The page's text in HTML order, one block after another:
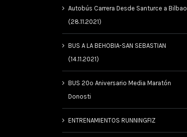
Autobús Carrera Desde Santurce a Bilbao
(28.11.2021)
BUS A LA BEHOBIA-SAN SEBASTIAN
(14.11.2021)
BUS 20º Aniversario Media Maratón
Donosti
ENTRENAMIENTOS RUNNINGFIZ